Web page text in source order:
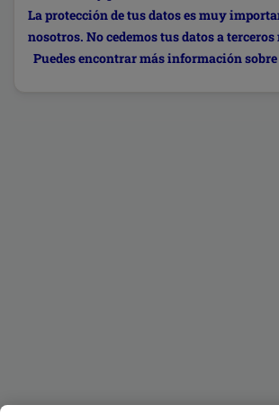
La protección de tus datos es muy
nosotros. No cedemos tus datos a
Puedes encontrar más información sobre